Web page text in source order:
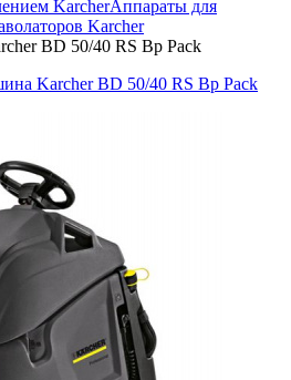
KarcherАппараты для
Karcher
BD 50/40 RS Bp Pack